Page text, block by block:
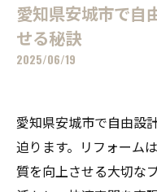
愛知県安城市で自
せる秘訣
2025/06/19
愛知県安城市で自由設
迫ります。リフォーム
質を向上させる大切な